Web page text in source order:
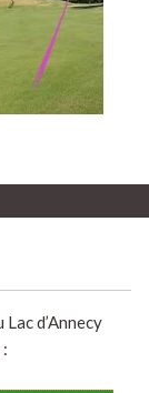
d’Annecy